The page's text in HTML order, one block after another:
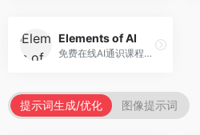
Elements of AI
免费在线AI通识课程，专注于AI基础知识普及。面向普通大众，提供AI概念、原理、应用等入门知识，语言通俗易懂。
提示词生成/优化 图像提示词